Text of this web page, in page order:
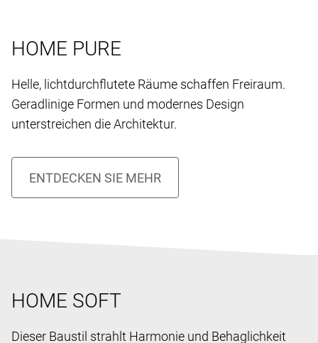
HOME PURE
Helle, lichtdurchflutete Räume schaffen Freiraum.
Geradlinige Formen und modernes Design
unterstreichen die Architektur.
HOME SOFT
Dieser Baustil strahlt Harmonie und Behaglichkeit